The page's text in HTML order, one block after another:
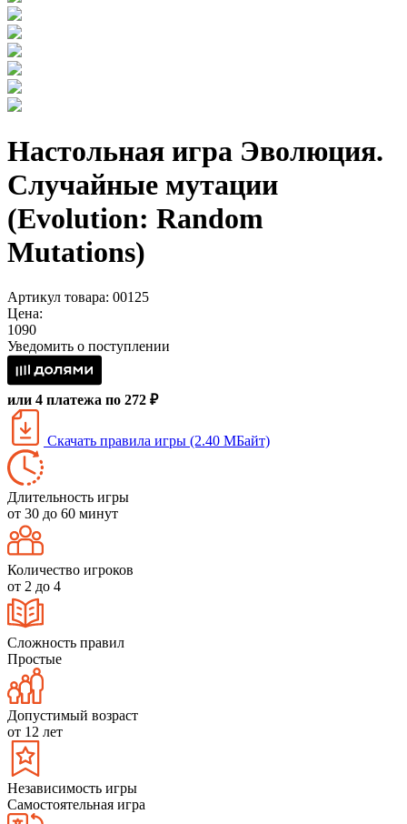
Настольная игра Эволюция.
Случайные мутации
(Evolution: Random
Mutations)
Артикул товара: 00125
Цена:
1090
Уведомить о поступлении
или 4 платежа по 272 ₽
Скачать правила игры (2.40 МБайт)
Длительность игры
от 30 до 60 минут
Количество игроков
от 2 до 4
Сложность правил
Простые
Допустимый возраст
от 12 лет
Независимость игры
Самостоятельная игра